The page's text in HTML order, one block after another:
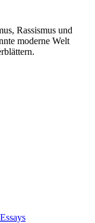
Rassismus und
moderne Welt